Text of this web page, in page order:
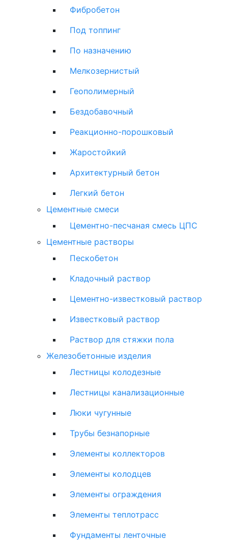
Фибробетон
Под топпинг
По назначению
Мелкозернистый
Геополимерный
Бездобавочный
Реакционно-порошковый
Жаростойкий
Архитектурный бетон
Легкий бетон
Цементные смеси
Цементно-песчаная смесь ЦПС
Цементные растворы
Пескобетон
Кладочный раствор
Цементно-известковый раствор
Известковый раствор
Раствор для стяжки пола
Железобетонные изделия
Лестницы колодезные
Лестницы канализационные
Люки чугунные
Трубы безнапорные
Элементы коллекторов
Элементы колодцев
Элементы ограждения
Элементы теплотрасс
Фундаменты ленточные